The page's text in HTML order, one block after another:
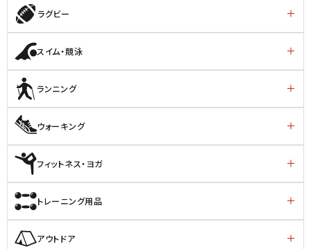
ラグビー
スイム・競泳
ランニング
ウォーキング
フィットネス・ヨガ
トレーニング用品
アウトドア